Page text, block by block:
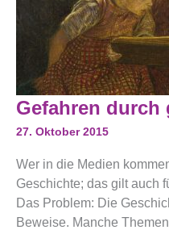
Gefahren durch
27. Oktober 2015
Wer in die Medien
Geschichte; das gilt auch
Das Problem: Die
Beweise. Manche
Gefahren
Durch
Gute
Geschichten